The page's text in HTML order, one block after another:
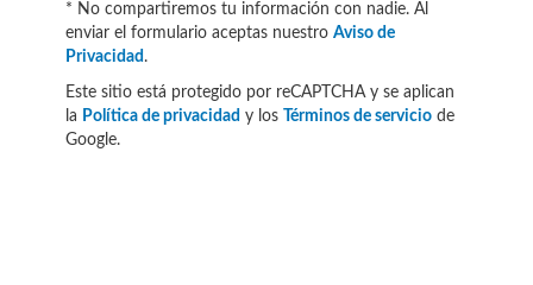
* No compartiremos tu información con nadie. Al
enviar el formulario aceptas nuestro Aviso de
Privacidad .
Este sitio está protegido por reCAPTCHA y se aplican
la Política de privacidad y los Términos de servicio de
Google.